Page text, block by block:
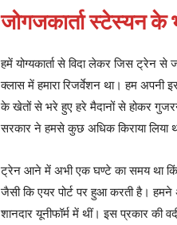
जोगजकार्ता स्टेस्यन के
हमें योग्यकार्ता से विदा लेकर जिस ट्रेन
क्लास में हमारा रिजर्वेशन था। हम अपनी
के खेतों से भरे हुए हरे मैदानों से होकर
सरकार ने हमसे कुछ अधिक किराया लिया
ट्रेन आने में अभी एक घण्टे का समय था किंतु
जैसी कि एयर पोर्ट पर हुआ करती है।
शानदार यूनीफॉर्म में थीं। इस प्रकार की